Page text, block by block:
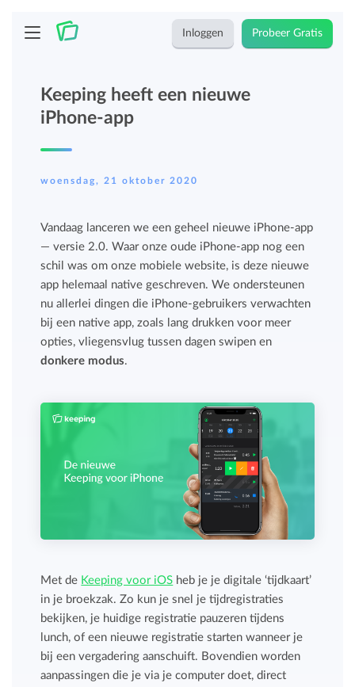
Inloggen Probeer Gratis
Keeping heeft een nieuwe
iPhone-app
woensdag, 21 oktober 2020
Vandaag lanceren we een geheel nieuwe iPhone-app
— versie 2.0. Waar onze oude iPhone-app nog een
schil was om onze mobiele website, is deze nieuwe
app helemaal native geschreven. We ondersteunen
nu allerlei dingen die iPhone-gebruikers verwachten
bij een native app, zoals lang drukken voor meer
opties, vliegensvlug tussen dagen swipen en
donkere modus.
Met de Keeping voor iOS heb je je digitale ‘tijdkaart’
in je broekzak. Zo kun je snel je tijdregistraties
bekijken, je huidige registratie pauzeren tijdens
lunch, of een nieuwe registratie starten wanneer je
bij een vergadering aanschuift. Bovendien worden
aanpassingen die je via je computer doet, direct